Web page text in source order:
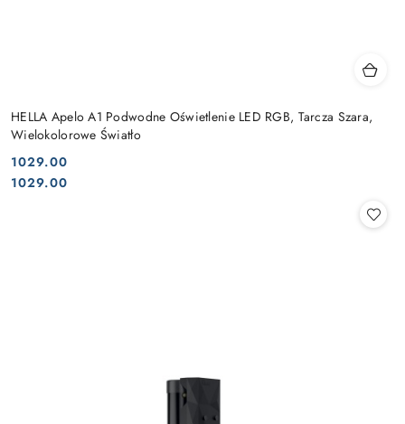
HELLA Apelo A1 Podwodne Oświetlenie LED RGB, Tarcza Szara,
Wielokolorowe Światło
Cena:
1029.00
Cena:
1029.00